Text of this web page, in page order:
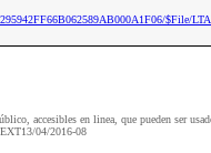
$File/
accesibles en linea, que pueden ser
04/2016-08